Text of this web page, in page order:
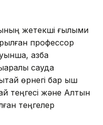
жетекші ғылыми
профессор
қазба
сауда
өрнегі бар қыш
теңгесі және Алтын
теңгелер